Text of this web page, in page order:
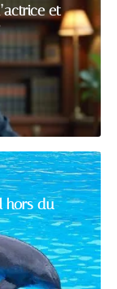
et
hors du